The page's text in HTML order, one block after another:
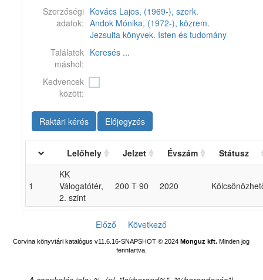
Szerzőségi
adatok:
Kovács Lajos, (1969-), szerk.
Andok Mónika, (1972-), közrem.
Jezsuita könyvek. Isten és tudomány
Találatok
máshol:
Keresés ...
Kedvencek
között:
Raktári kérés Előjegyzés
Lelőhely Jelzet Évszám Státusz
1
KK
Válogatótér,
2. szint
200 T 90 2020
Előző Következő
Corvina könyvtári katalógus v11.6.16-SNAPSHOT © 2024Monguz kft. Minden jog
fenntartva.